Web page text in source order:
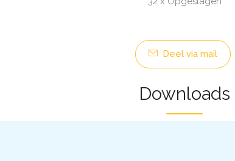
Deel via mail
Downloads